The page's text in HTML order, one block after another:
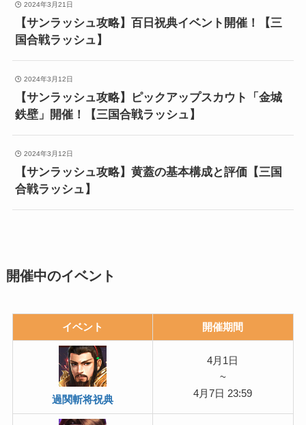
2024年3月21日
【サンラッシュ攻略】百日祝典イベント開催！【三
国合戦ラッシュ】
2024年3月12日
【サンラッシュ攻略】ピックアップスカウト「金城
鉄壁」開催！【三国合戦ラッシュ】
2024年3月12日
【サンラッシュ攻略】黄蓋の基本構成と評価【三国
合戦ラッシュ】
開催中のイベント
イベント 開催期間
過関斬将祝典
4月1日
~
4月7日 23:59